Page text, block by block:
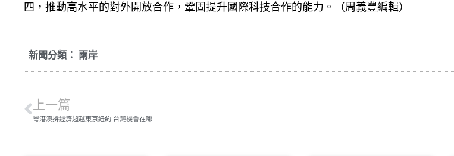
四，推動高水平的對外開放合作，鞏固提升國際科技合作的能力。（周義豐編輯）
新聞分類： 兩岸
上一篇
粵港澳拚經濟超越東京紐約 台灣機會在哪